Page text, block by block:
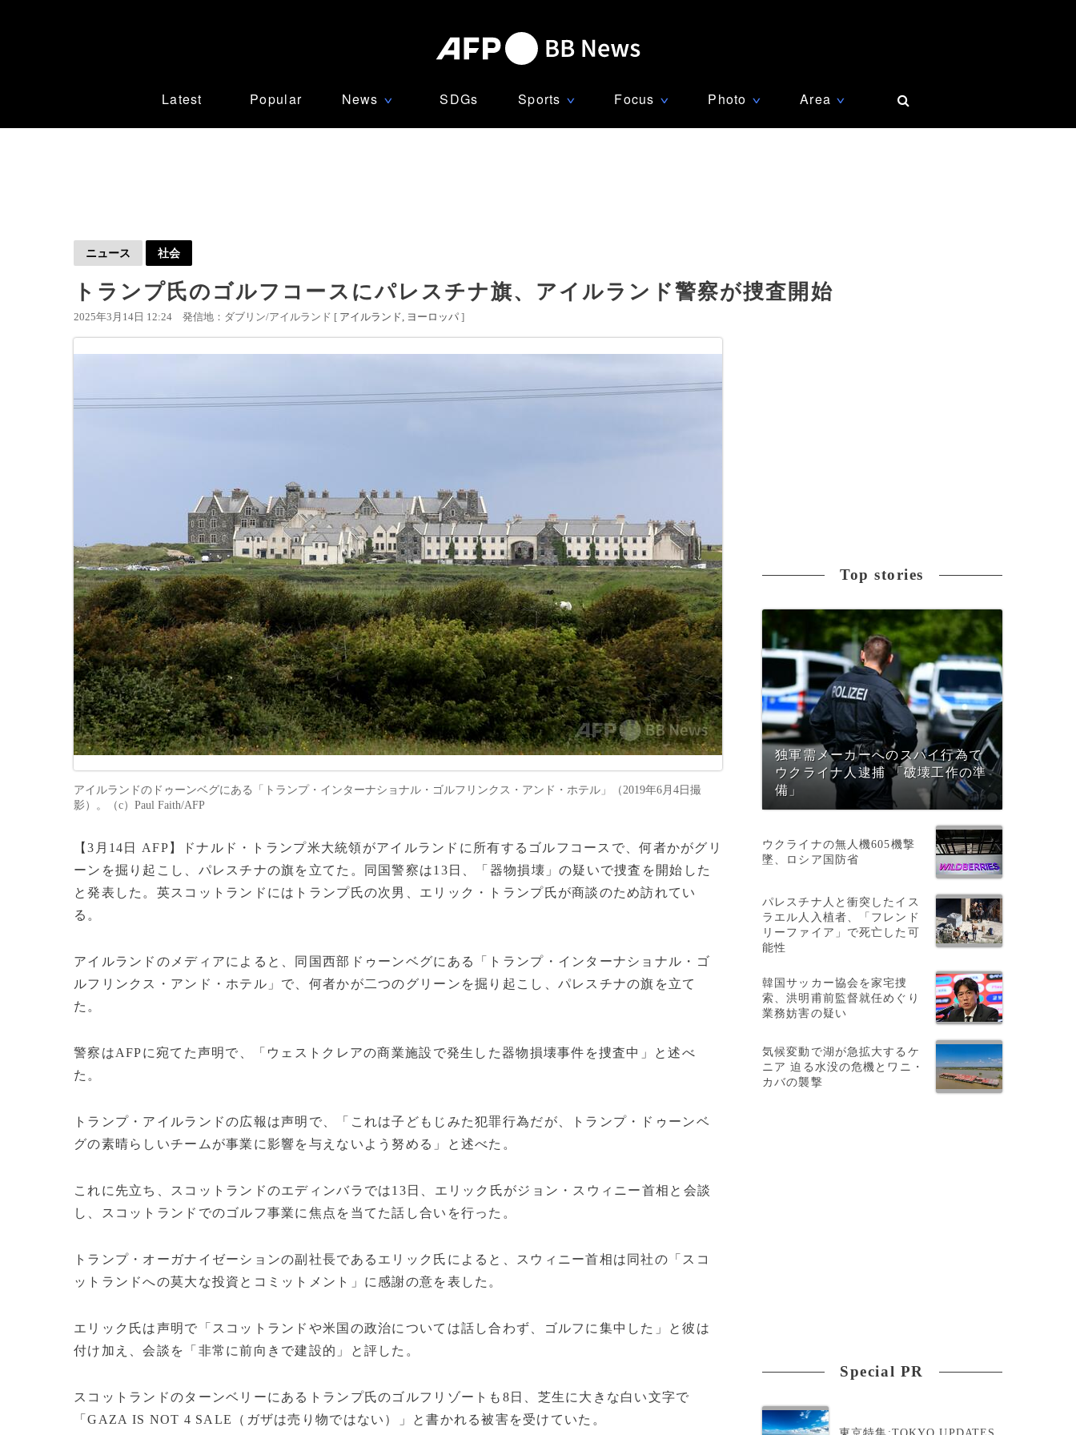
Latest Popular News ∨ SDGs Sports ∨ Focus ∨ Photo ∨ Area ∨
ニュース 社会
トランプ氏のゴルフコースにパレスチナ旗、アイルランド警察が捜査開始
2025年3月14日 12:24 発信地：ダブリン/アイルランド [ アイルランド ヨーロッパ ]
アイルランドのドゥーンベグにある「トランプ・インターナショナル・ゴルフリンクス・アンド・ホテル」（2019年6月4日撮
影）。（c）Paul Faith/AFP
【3月14日 AFP】ドナルド・トランプ米大統領がアイルランドに所有するゴルフコースで、何者かがグリ
ーンを掘り起こし、パレスチナの旗を立てた。同国警察は13日、「器物損壊」の疑いで捜査を開始した
と発表した。英スコットランドにはトランプ氏の次男、エリック・トランプ氏が商談のため訪れてい
る。
アイルランドのメディアによると、同国西部ドゥーンベグにある「トランプ・インターナショナル・ゴ
ルフリンクス・アンド・ホテル」で、何者かが二つのグリーンを掘り起こし、パレスチナの旗を立て
た。
警察はAFPに宛てた声明で、「ウェストクレアの商業施設で発生した器物損壊事件を捜査中」と述べ
た。
トランプ・アイルランドの広報は声明で、「これは子どもじみた犯罪行為だが、トランプ・ドゥーンベ
グの素晴らしいチームが事業に影響を与えないよう努める」と述べた。
これに先立ち、スコットランドのエディンバラでは13日、エリック氏がジョン・スウィニー首相と会談
し、スコットランドでのゴルフ事業に焦点を当てた話し合いを行った。
トランプ・オーガナイゼーションの副社長であるエリック氏によると、スウィニー首相は同社の「スコ
ットランドへの莫大な投資とコミットメント」に感謝の意を表した。
エリック氏は声明で「スコットランドや米国の政治については話し合わず、ゴルフに集中した」と彼は
付け加え、会談を「非常に前向きで建設的」と評した。
スコットランドのターンベリーにあるトランプ氏のゴルフリゾートも8日、芝生に大きな白い文字で
「GAZA IS NOT 4 SALE（ガザは売り物ではない）」と書かれる被害を受けていた。
Top stories
独軍需メーカーへのスパイ行為で
ウクライナ人逮捕 「破壊工作の準
備」
ウクライナの無人機605機撃
墜、ロシア国防省
パレスチナ人と衝突したイス
ラエル人入植者、「フレンド
リーファイア」で死亡した可
能性
韓国サッカー協会を家宅捜
索、洪明甫前監督就任めぐり
業務妨害の疑い
気候変動で湖が急拡大するケ
ニア 迫る水没の危機とワニ・
カバの襲撃
Special PR
東京特集:TOKYO UPDATES